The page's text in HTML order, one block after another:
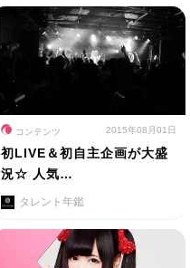
コンテンツ 2015年08月01日
初LIVE＆初自主企画が大盛
況☆ 人気…
タレント年鑑